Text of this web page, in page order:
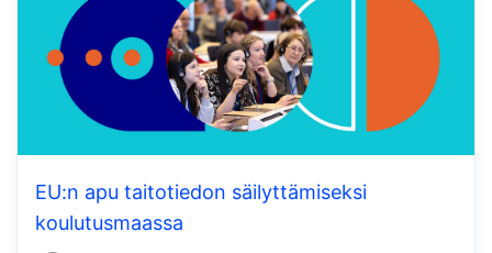
EU:n apu taitotiedon säilyttämiseksi
koulutusmaassa